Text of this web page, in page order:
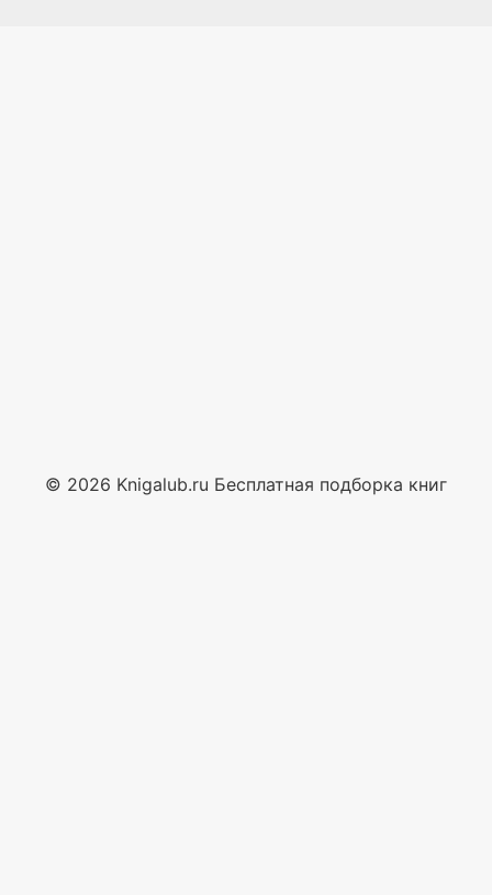
© 2026 Knigalub.ru Бесплатная подборка книг